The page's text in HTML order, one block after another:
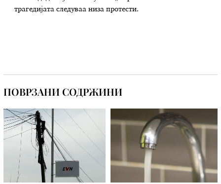
трагедијата следуваа низа протести.
ПОВРЗАНИ СОДРЖИНИ